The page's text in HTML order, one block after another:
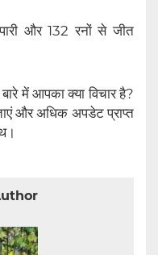
और 132 रनों से जीत
में आपका क्या विचार है?
और अधिक अपडेट प्राप्त